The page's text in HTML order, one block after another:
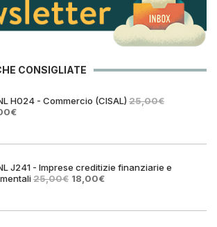
CONSIGLIATE
H024 - Commercio (CISAL) 25,00€
€Il
è:
J241 - Imprese creditizie finanziarie e
25,00€ Il
era:
18,00€Il
è: